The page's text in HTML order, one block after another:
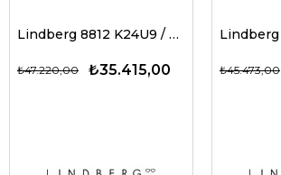
Lindberg 8812 K24U9 / AÇIK FÜME 49 G Unisex Güneş Gözlükleri
₺35.415,00
₺47.220,00 ₺45.473,00